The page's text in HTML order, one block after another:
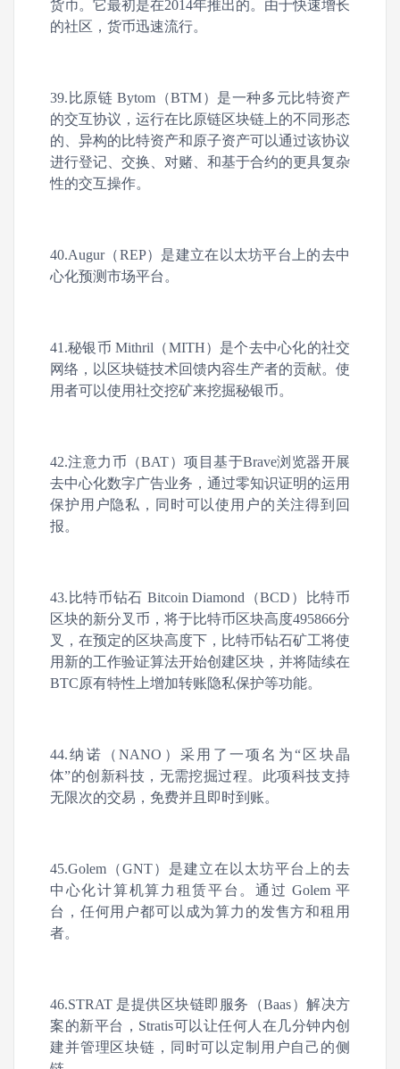
货币。它最初是在2014年推出的。由于快速增长
的社区，货币迅速流行。
39.比原链 Bytom（BTM）是一种多元比特资产
的交互协议，运行在比原链区块链上的不同形态
的、异构的比特资产和原子资产可以通过该协议
进行登记、交换、对赌、和基于合约的更具复杂
性的交互操作。
40.Augur（REP）是建立在以太坊平台上的去中
心化预测市场平台。
41.秘银币 Mithril（MITH）是个去中心化的社交
网络，以区块链技术回馈内容生产者的贡献。使
用者可以使用社交挖矿来挖掘秘银币。
42.注意力币（BAT）项目基于Brave浏览器开展
去中心化数字广告业务，通过零知识证明的运用
保护用户隐私，同时可以使用户的关注得到回
报。
43.比特币钻石 Bitcoin Diamond（BCD）比特币
区块的新分叉币，将于比特币区块高度495866分
叉，在预定的区块高度下，比特币钻石矿工将使
用新的工作验证算法开始创建区块，并将陆续在
BTC原有特性上增加转账隐私保护等功能。
44.纳诺（NANO）采用了一项名为“区块晶
体”的创新科技，无需挖掘过程。此项科技支持
无限次的交易，免费并且即时到账。
45.Golem（GNT）是建立在以太坊平台上的去
中心化计算机算力租赁平台。通过 Golem 平
台，任何用户都可以成为算力的发售方和租用
者。
46.STRAT 是提供区块链即服务（Baas）解决方
案的新平台，Stratis可以让任何人在几分钟内创
建并管理区块链，同时可以定制用户自己的侧